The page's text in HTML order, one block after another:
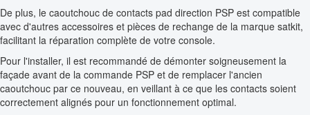
De plus, le caoutchouc de contacts pad direction PSP est compatible
avec d'autres accessoires et pièces de rechange de la marque satkit,
facilitant la réparation complète de votre console.
Pour l'installer, il est recommandé de démonter soigneusement la
façade avant de la commande PSP et de remplacer l'ancien
caoutchouc par ce nouveau, en veillant à ce que les contacts soient
correctement alignés pour un fonctionnement optimal.